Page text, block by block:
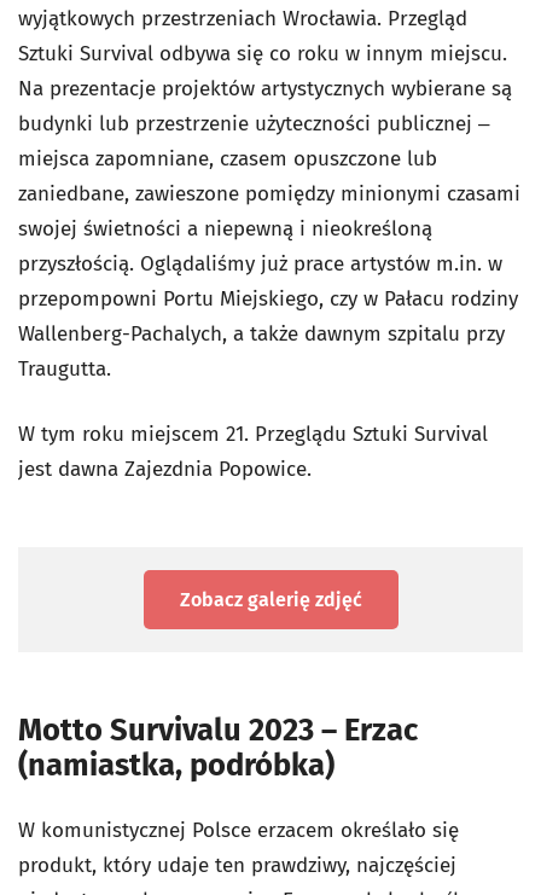
wyjątkowych przestrzeniach Wrocławia. Przegląd
Sztuki Survival odbywa się co roku w innym miejscu.
Na prezentacje projektów artystycznych wybierane są
budynki lub przestrzenie użyteczności publicznej ‒
miejsca zapomniane, czasem opuszczone lub
zaniedbane, zawieszone pomiędzy minionymi czasami
swojej świetności a niepewną i nieokreśloną
przyszłością. Oglądaliśmy już prace artystów m.in. w
przepompowni Portu Miejskiego, czy w Pałacu rodziny
Wallenberg-Pachalych, a także dawnym szpitalu przy
Traugutta.
W tym roku miejscem 21. Przeglądu Sztuki Survival
jest dawna Zajezdnia Popowice.
Zobacz galerię zdjęć
Motto Survivalu 2023 – Erzac
(namiastka, podróbka)
W komunistycznej Polsce erzacem określało się
produkt, który udaje ten prawdziwy, najczęściej